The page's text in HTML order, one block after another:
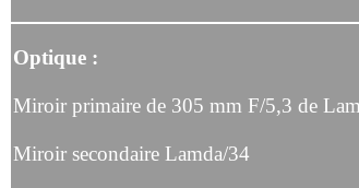
Optique :
Miroir primaire de 305 mm F/5,3 de
Miroir secondaire Lamda/34